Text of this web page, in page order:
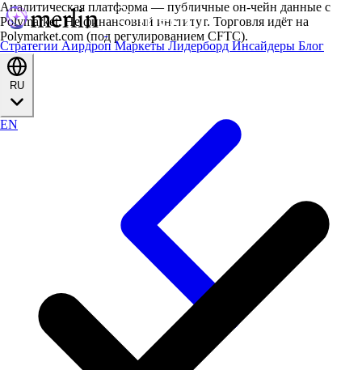
Стратегии АирдропМаркеты Лидерборд Инсайдеры Блог
EN
Аналитическая платформа — публичные он-чейн данные с
Polymarket. Не финансовый институт. Торговля идёт на
Polymarket.com (под регулированием CFTC).